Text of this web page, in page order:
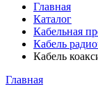
Главная
Каталог
Кабельная
Кабель
Кабель
Главная